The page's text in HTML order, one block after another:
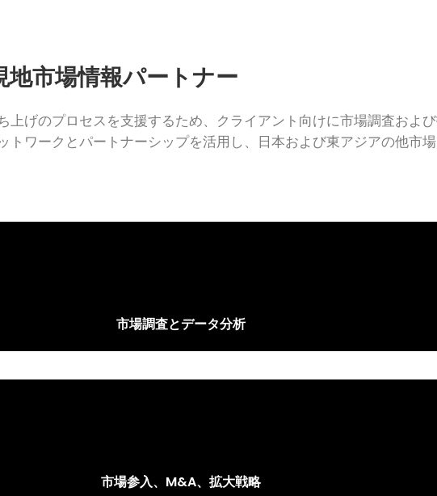
市場情報パートナー
げのプロセスを支援するため、クライアント向けに市場調査およ
トワークとパートナーシップを活用し、日本および東アジアの他市
市場調査とデータ分析
市場参入、M&A、拡大戦略
ビジネスオペレーションサポート
もっと見る